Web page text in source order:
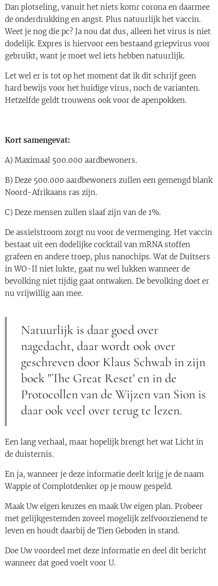
Dan plotseling, vanuit het niets komr corona en daarmee
de onderdrukking en angst. Plus natuurlijk het vaccin.
Weet je nog die pc? Ja nou dat dus, alleen het virus is niet
dodelijk. Expres is hiervoor een bestaand griepvirus voor
gebruikt, want je moet wel iets hebben natuurlijk.
Let wel er is tot op het moment dat ik dit schrijf geen
hard bewijs voor het huidige virus, noch de varianten.
Hetzelfde geldt trouwens ook voor de apenpokken.
Kort samengevat:
A) Maximaal 500.000 aardbewoners.
B) Deze 500.000 aardbewoners zullen een gemengd blank
Noord-Afrikaans ras zijn.
C) Deze mensen zullen slaaf zijn van de 1%.
De assielstroom zorgt nu voor de vermenging. Het vaccin
bestaat uit een dodelijke cocktail van mRNA stoffen
grafeen en andere troep, plus nanochips. Wat de Duitsers
in WO-II niet lukte, gaat nu wel lukken wanneer de
bevolking niet tijdig gaat ontwaken. De bevolking doet er
nu vrijwillig aan mee.
Natuurlijk is daar goed over
nagedacht, daar wordt ook over
geschreven door Klaus Schwab in zijn
boek "The Great Reset' en in de
Protocollen van de Wijzen van Sion is
daar ook veel over terug te lezen.
Een lang verhaal, maar hopelijk brengt het wat Licht in
de duisternis.
En ja, wanneer je deze informatie deelt krijg je de naam
Wappie of Complotdenker op je mouw gespeld.
Maak Uw eigen keuzes en maak Uw eigen plan. Probeer
met gelijkgestemden zoveel mogelijk zelfvoorzienend te
leven en houdt daarbij de Tien Geboden in stand.
Doe Uw voordeel met deze informatie en deel dit bericht
wanneer dat goed voelt voor U.